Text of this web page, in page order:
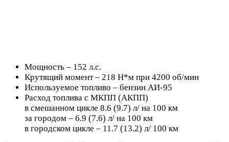
Мощность – 152 л.с.
Крутящий момент – 218 Н*м при 4200 об/мин
Используемое топливо – бензин АИ-95
Расход топлива с МКПП (АКПП)
в смешанном цикле 8.6 (9.7) л/ на 100 км
за городом – 6.9 (7.6) л/ на 100 км
в городском цикле – 11.7 (13.2) л/ 100 км